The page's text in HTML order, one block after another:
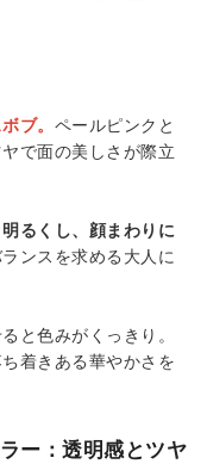
ブ。 ペールピンクと
で面の美しさが際立
るくし、顔まわりに
ンスを求める大人に
と色みがくっきり。
着きある華やかさを
ー：透明感とツヤ